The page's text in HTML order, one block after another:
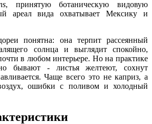
, принятую ботаническую видовую
ареал вида охватывает Мексику и
понятна: она терпит рассеянный
солнца и выглядит спокойно,
в любом интерьере. Но на практике
бывают - листья желтеют, сохнут
Чаще всего это не каприз, а
ошибки с поливом и холодный